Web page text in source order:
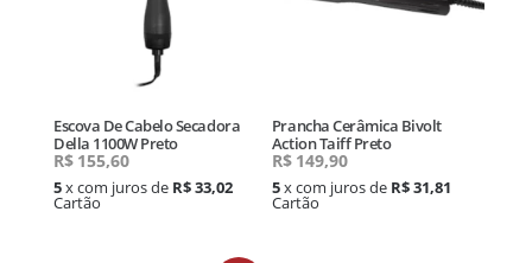
Escova De Cabelo Secadora
Della 1100W Preto
R$ 155,60
5x com juros de R$ 33,02
Cartão
Prancha Cerâmica Bivolt
Action Taiff Preto
R$ 149,90
5x com juros de R$ 31,81
Cartão